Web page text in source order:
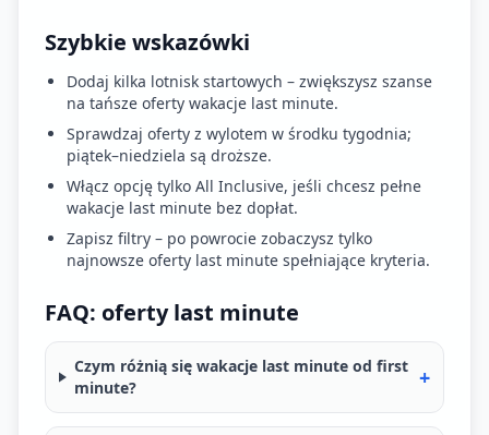
Szybkie wskazówki
Dodaj kilka lotnisk startowych – zwiększysz szanse
na tańsze oferty wakacje last minute.
Sprawdzaj oferty z wylotem w środku tygodnia;
piątek–niedziela są droższe.
Włącz opcję tylko All Inclusive, jeśli chcesz pełne
wakacje last minute bez dopłat.
Zapisz filtry – po powrocie zobaczysz tylko
najnowsze oferty last minute spełniające kryteria.
FAQ: oferty last minute
Czym różnią się wakacje last minute od first
minute?
+